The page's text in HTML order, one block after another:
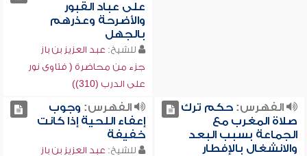
على عباد القبور
والأضرحة وعذرهم
بالجهل
للشيخ: عبد العزيز بن باز
جزء من محاضرة ( فتاوى نور
على الدرب (310))
الفهرس:حكم ترك
صلاة المغرب مع
الجماعة بسبب البعد
والانشغال بالإفطار
الفهرس: وجوب
إعفاء اللحية إذا كانت
خفيفة
للشيخ: عبد العزيز بن باز